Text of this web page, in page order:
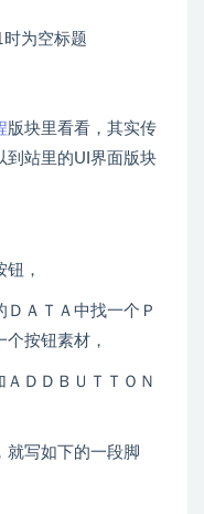
为空标题
版块里看看，其实传
到站里的UI界面版块
，
ＤＡＴＡ中找一个Ｐ
按钮素材，
ＤＤＢＵＴＴＯＮ
就写如下的一段脚